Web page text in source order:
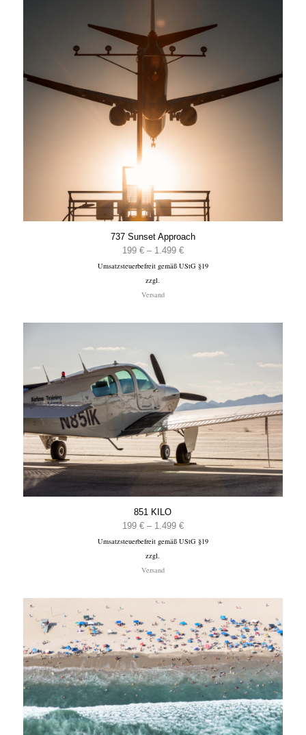
737 Sunset Approach
199 € – 1.499 €Preisspanne:
199 €
Umsatzsteuerbefreit gemäß UStG §19
zzgl.
Versand
851 KILO
199 € – 1.499 €Preisspanne:
199 €
Umsatzsteuerbefreit gemäß UStG §19
zzgl.
Versand